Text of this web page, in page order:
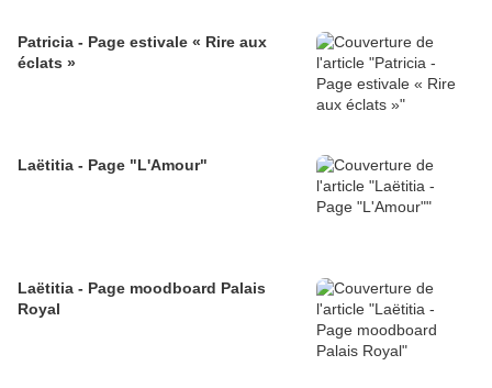
Patricia - Page estivale « Rire aux
éclats »
Laëtitia - Page "L'Amour"
Laëtitia - Page moodboard Palais
Royal